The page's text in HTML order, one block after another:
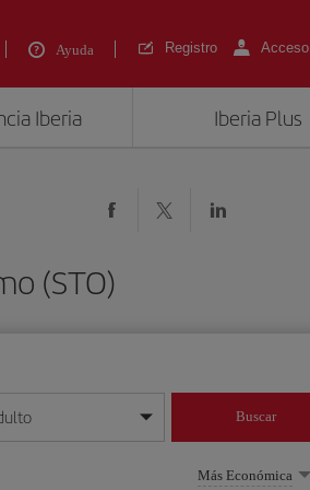
Ayuda Registro Acceso
Iberia Iberia Plus
(STO)
mes/año
Buscar
Más Económica